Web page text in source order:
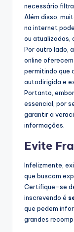
necessário
Além disso,
na internet
ou atualizadas,
Por outro lado,
online
permitindo que
autodirigida e
Portanto,
essencial, por
garantir a
informações.
Evite
Infelizmente,
que buscam
Certifique-se
inscrevendo é
que pedem
grandes